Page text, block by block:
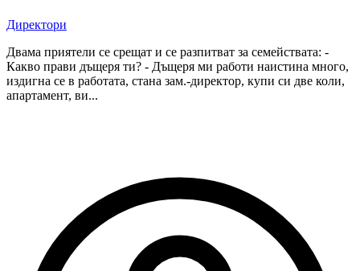
Директори
Двама приятели се срещат и се разпитват за семействата: -
Какво прави дъщеря ти? - Дъщеря ми работи наистина много,
издигна се в работата, стана зам.-директор, купи си две коли,
апартамент, ви...